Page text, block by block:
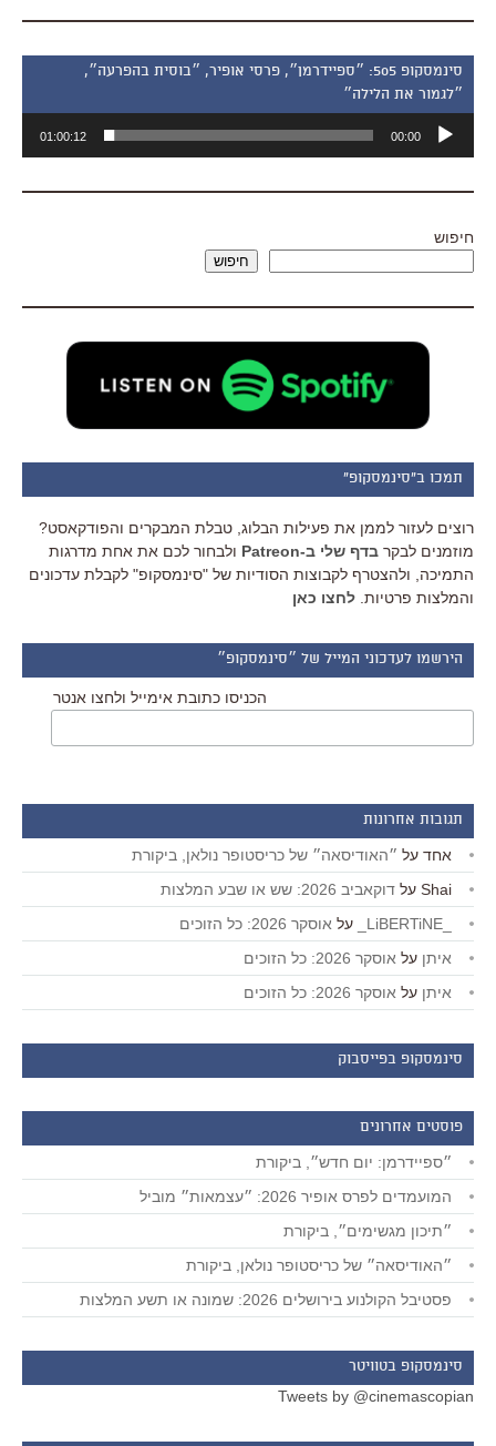
סינמסקופ 505: ״ספיידרמן״, פרסי אופיר, ״בוסית בהפרעה״,
״לגמור את הלילה״
אודיו
00:00
01:00:12
חיפוש
חיפוש
תמכו ב"סינמסקופ"
רוצים לעזור לממן את פעילות הבלוג, טבלת המבקרים והפודקאסט?
מוזמנים לבקר בדף שלי ב-Patreon
ולבחור לכם את אחת מדרגות
התמיכה, ולהצטרף לקבוצות הסודיות של "סינמסקופ" לקבלת עדכונים
והמלצות פרטיות. לחצו כאן
הירשמו לעדכוני המייל של ״סינמסקופ״
הכניסו כתובת אימייל ולחצו אנטר
תגובות אחרונות
אחד על ״האודיסאה״ של כריסטופר נולאן, ביקורת
Shai על דוקאביב 2026: שש או שבע המלצות
על אוסקר 2026: כל הזוכים
איתן על אוסקר 2026: כל הזוכים
איתן על אוסקר 2026: כל הזוכים
סינמסקופ בפייסבוק
פוסטים אחרונים
״ספיידרמן: יום חדש״, ביקורת
המועמדים לפרס אופיר 2026: ״עצמאות״ מוביל
״תיכון מגשימים״, ביקורת
״האודיסאה״ של כריסטופר נולאן, ביקורת
פסטיבל הקולנוע בירושלים 2026: שמונה או תשע המלצות
סינמסקופ בטוויטר
Tweets by @cinemascopian